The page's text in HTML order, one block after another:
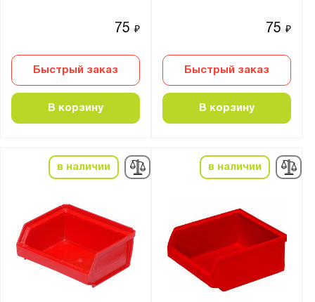
75₽
Быстрый заказ
В корзину
75₽
Быстрый заказ
В корзину
в наличии в наличии